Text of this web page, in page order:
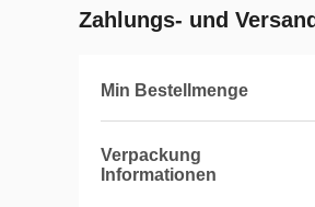
Zahlungs- und
Min Bestellmenge
Verpackung
Informationen